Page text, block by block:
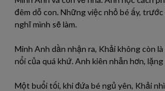
đêm dỗ con. Những việc nhỏ bé ấy,
nghĩ mình sẽ làm.
Minh Anh dần nhận ra, Khải không còn
nổi của quá khứ. Anh kiên nhẫn hơn, lặng
Một buổi tối, khi đứa bé ngủ yên, Khải